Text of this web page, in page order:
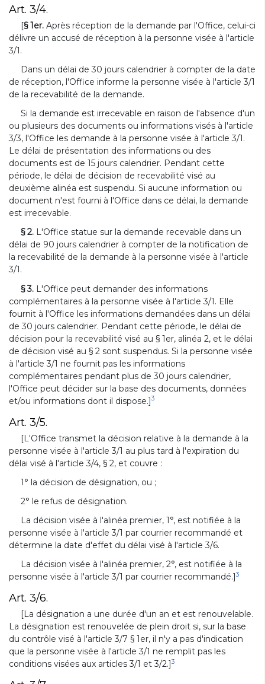
Art. 3/4.
[§ 1er. Après réception de la demande par l'Office, celui-ci
délivre un accusé de réception à la personne visée à l'article
3/1.
Dans un délai de 30 jours calendrier à compter de la date
de réception, l'Office informe la personne visée à l'article 3/1
de la recevabilité de la demande.
Si la demande est irrecevable en raison de l'absence d'un
ou plusieurs des documents ou informations visés à l'article
3/3, l'Office les demande à la personne visée à l'article 3/1.
Le délai de présentation des informations ou des
documents est de 15 jours calendrier. Pendant cette
période, le délai de décision de recevabilité visé au
deuxième alinéa est suspendu. Si aucune information ou
document n'est fourni à l'Office dans ce délai, la demande
est irrecevable.
§ 2. L'Office statue sur la demande recevable dans un
délai de 90 jours calendrier à compter de la notification de
la recevabilité de la demande à la personne visée à l'article
3/1.
§ 3. L'Office peut demander des informations
complémentaires à la personne visée à l'article 3/1. Elle
fournit à l'Office les informations demandées dans un délai
de 30 jours calendrier. Pendant cette période, le délai de
décision pour la recevabilité visé au § 1er, alinéa 2, et le délai
de décision visé au § 2 sont suspendus. Si la personne visée
à l'article 3/1 ne fournit pas les informations
complémentaires pendant plus de 30 jours calendrier,
l'Office peut décider sur la base des documents, données
et/ou informations dont il dispose.]3
Art. 3/5.
[L'Office transmet la décision relative à la demande à la
personne visée à l'article 3/1 au plus tard à l'expiration du
délai visé à l'article 3/4, § 2, et couvre :
1° la décision de désignation, ou ;
2° le refus de désignation.
La décision visée à l'alinéa premier, 1°, est notifiée à la
personne visée à l'article 3/1 par courrier recommandé et
détermine la date d'effet du délai visé à l'article 3/6.
La décision visée à l'alinéa premier, 2°, est notifiée à la
personne visée à l'article 3/1 par courrier recommandé.]3
Art. 3/6.
[La désignation a une durée d'un an et est renouvelable.
La désignation est renouvelée de plein droit si, sur la base
du contrôle visé à l'article 3/7 § 1er, il n'y a pas d'indication
que la personne visée à l'article 3/1 ne remplit pas les
conditions visées aux articles 3/1 et 3/2.]3